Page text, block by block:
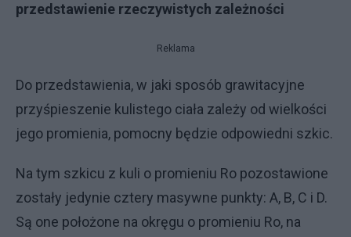
przedstawienie rzeczywistych zależności
Reklama
Do przedstawienia, w jaki sposób grawitacyjne
przyśpieszenie kulistego ciała zależy od wielkości
jego promienia, pomocny będzie odpowiedni szkic.
Na tym szkicu z kuli o promieniu Ro pozostawione
zostały jedynie cztery masywne punkty: A, B, C i D.
Są one położone na okręgu o promieniu Ro, na